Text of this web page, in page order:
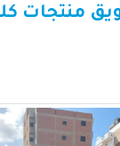
منتجات